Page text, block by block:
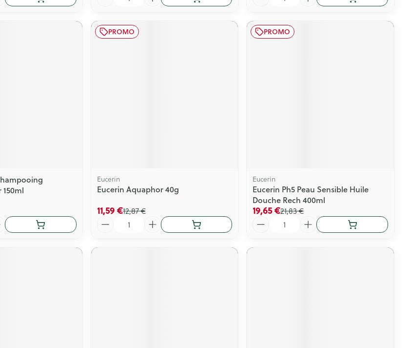
PROMO
Eucerin
Eucerin Aquaphor 40g
12,87 €
11,59 €
Quantité
PROMO
Eucerin
Eucerin Ph5 Peau Sensible Huile
Douche Rech 400ml
21,83 €
19,65 €
Quantité